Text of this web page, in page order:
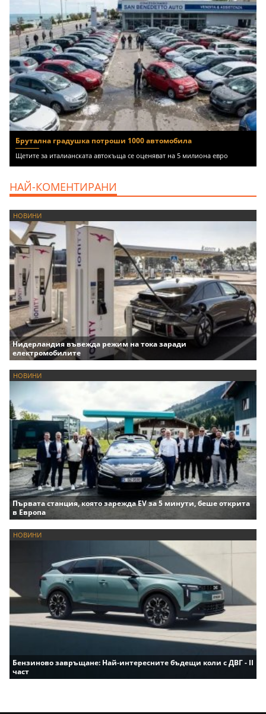
Брутална градушка потроши 1000 автомобила
Щетите за италианската автокъща се оценяват на 5 милиона евро
НАЙ-КОМЕНТИРАНИ
НОВИНИ
Нидерландия въвежда режим на тока заради
електромобилите
НОВИНИ
Първата станция, която зарежда EV за 5 минути, беше открита
в Европа
НОВИНИ
Бензиново завръщане: Най-интересните бъдещи коли с ДВГ - II
част